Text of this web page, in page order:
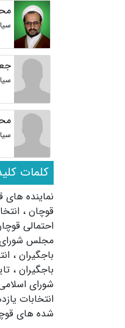
کلمات
نماینده
قوچان ،
احتمالی
مجلس
باجگیران ،
باجگیران ،
شورای
انتخابات
شده های